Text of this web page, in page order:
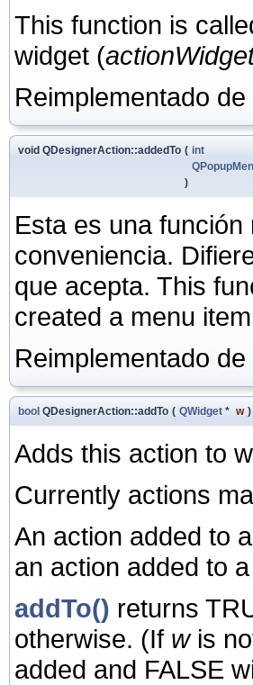
This function is
widget (
Reimplementado de
void QDesignerAction::addedTo ( int
)
Esta es una
conveniencia.
que acepta. This
created a menu
Reimplementado de
bool QDesignerAction::addTo ( QWidget * w )
Adds this action to
Currently actions
An action added to
an action added to
addTo() returns
otherwise. (If wis
added and FALSE